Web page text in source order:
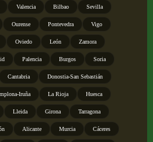
Valencia Bilbao Sevilla
Ourense Pontevedra Vigo
Oviedo León Zamora
Palencia Burgos Soria
Cantabria Donostia-San Sebastián
Iruña La Rioja Huesca
Lleida Girona Tarragona
Alicante Murcia Cáceres